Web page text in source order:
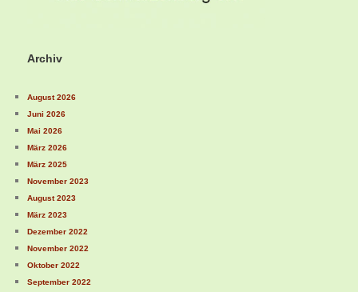
Archiv
August 2026
Juni 2026
Mai 2026
März 2026
März 2025
November 2023
August 2023
März 2023
Dezember 2022
November 2022
Oktober 2022
September 2022